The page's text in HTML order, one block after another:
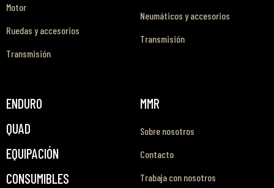
Motor
Ruedas y accesorios
Transmisión
Neumáticos y accesorios
Transmisión
ENDURO
QUAD
EQUIPACIÓN
CONSUMIBLES
MMR
Sobre nosotros
Contacto
Trabaja con nosotros